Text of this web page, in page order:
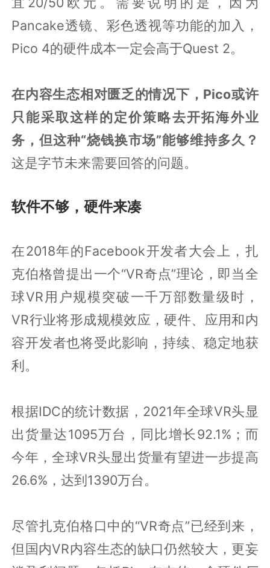
Pancake透镜、彩色透视等功能的加入，
Pico 4的硬件成本一定会高于Quest 2。
在内容生态相对匮乏的情况下，Pico或许
只能采取这样的定价策略去开拓海外业
务，但这种“烧钱换市场”能够维持多久？
这是字节未来需要回答的问题。
软件不够，硬件来凑
在2018年的Facebook开发者大会上，扎
克伯格曾提出一个“VR奇点”理论，即当全
球VR用户规模突破一千万部数量级时，
VR行业将形成规模效应，硬件、应用和内
容开发者也将受此影响，持续、稳定地获
利。
根据IDC的统计数据，2021年全球VR头显
出货量达1095万台，同比增长92.1%；而
今年，全球VR头显出货量有望进一步提高
26.6%，达到1390万台。
尽管扎克伯格口中的“VR奇点”已经到来，
但国内VR内容生态的缺口仍然较大，更妄